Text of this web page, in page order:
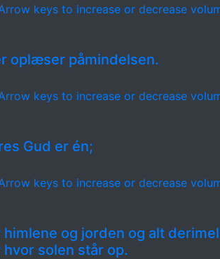
keys to increase or decrease
keys to increase or decrease
oplæser påmindelsen.
keys to increase or decrease
Gud er én;
og jorden og alt
solen står op.